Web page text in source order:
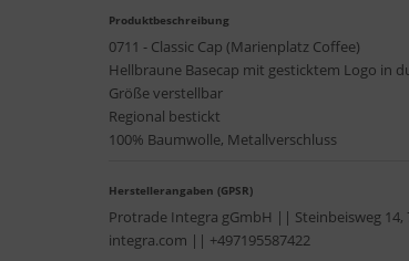
Produktbeschreibung
0711 - Classic Cap (Marienplatz Coffee)
Hellbraune Basecap mit gesticktem Logo in
Größe verstellbar
Regional bestickt
100% Baumwolle, Metallverschluss
Herstellerangaben (GPSR)
Protrade Integra gGmbH || Steinbeisweg
integra.com || +497195587422